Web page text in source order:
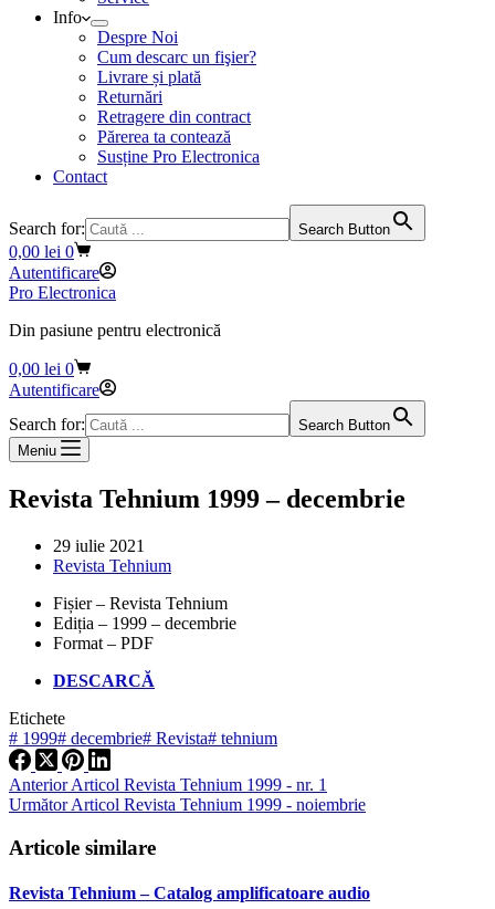
Info
Despre Noi
Cum descarc un fişier?
Livrare și plată
Returnări
Retragere din contract
Părerea ta contează
Susține Pro Electronica
Contact
Search for: Search Button
Coș
de
cumpărături
0,00 lei 0
Autentificare
Pro Electronica
Din pasiune pentru electronică
Coș
de
0,00 lei 0
Autentificare
Search for:
Search Button
Meniu
Revista Tehnium 1999 – decembrie
29 iulie 2021
Revista Tehnium
Fișier – Revista Tehnium
Ediția – 1999 – decembrie
Format – PDF
DESCARCĂ
Etichete
# 1999# decembrie# Revista# tehnium
AnteriorArticol Revista Tehnium 1999 - nr. 1
UrmătorArticol Revista Tehnium 1999 - noiembrie
Articole similare
Revista Tehnium – Catalog amplificatoare audio